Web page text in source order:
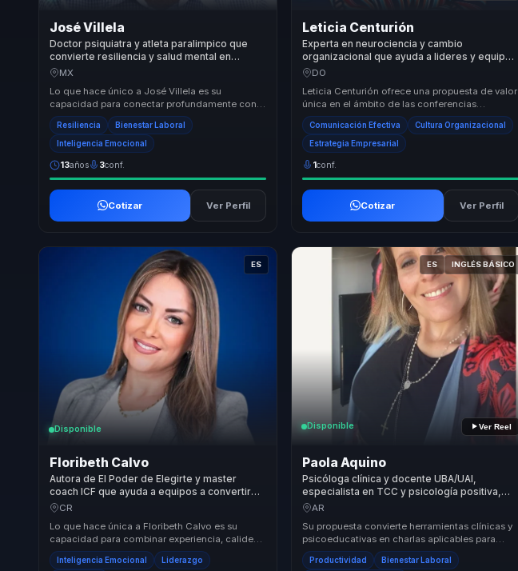
José Villela
Doctor psiquiatra y atleta paralimpico que
convierte resiliencia y salud mental en
fortaleza para equipos y lideres.
MX
Lo que hace único a José Villela es su
capacidad para conectar profundamente con
las audiencias a través de su historia personal
de super...
Resiliencia Bienestar Laboral
Inteligencia Emocional
13años 3conf.
Cotizar Ver Perfil
Leticia Centurión
Experta en neurociencia y cambio
organizacional que ayuda a lideres y equipos
a convertir comunicacion interna en
DO
Leticia Centurión ofrece una propuesta de valor
única en el ámbito de las conferencias
empresariales, centrada en la transformación
organ...
Comunicación Efectiva Cultura Organizacional
Estrategia Empresarial
1conf.
Cotizar Ver Perfil
ES
Disponible
Floribeth Calvo
Autora de El Poder de Elegirte y master
coach ICF que ayuda a equipos a convertir
inteligencia emocional en motivacion,
CR
Lo que hace única a Floribeth Calvo es su
capacidad para combinar experiencia, calidez y
metodologías modernas en sus conferencias.
Su en...
Inteligencia Emocional Liderazgo
ES INGLÉS BÁSICO
Disponible Ver Reel
Paola Aquino
Psicóloga clínica y docente UBA/UAI,
especialista en TCC y psicología positiva,
que mejora salud mental y bienestar de
AR
Su propuesta convierte herramientas clínicas y
psicoeducativas en charlas aplicables para
equipos que necesitan comprender, regular y
cui...
Productividad Bienestar Laboral